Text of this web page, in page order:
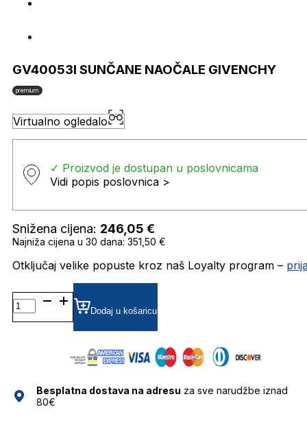
GV40053I SUNČANE NAOČALE GIVENCHY
premium
Virtualno ogledalo
✓ Proizvod je dostupan u poslovnicama
Vidi popis poslovnica >
Snižena cijena: 246,05 €
Najniža cijena u 30 dana: 351,50 €
Otključaj velike popuste kroz naš Loyalty program –
GV40053I SUNČANE
NAOČALE
GIVENCHY
Dodaj u košaricu
Besplatna dostava na adresu za sve narudžbe iznad
80€